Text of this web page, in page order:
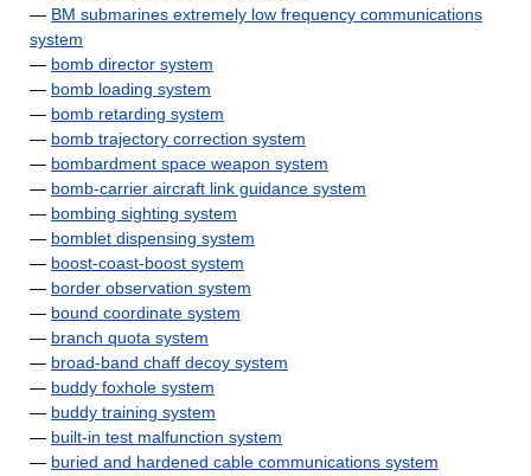
— BM submarines extremely low frequency communications
system
— bomb director system
— bomb loading system
— bomb retarding system
— bomb trajectory correction system
— bombardment space weapon system
— bomb-carrier aircraft link guidance system
— bombing sighting system
— bomblet dispensing system
— boost-coast-boost system
— border observation system
— bound coordinate system
— branch quota system
— broad-band chaff decoy system
— buddy foxhole system
— buddy training system
— built-in test malfunction system
— buried and hardened cable communications system